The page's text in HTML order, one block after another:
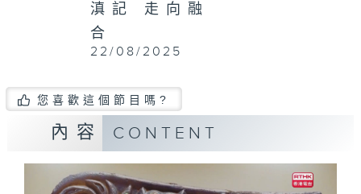
滇記 走向融
合
22/08/2025
您喜歡這個節目嗎?
內容 CONTENT